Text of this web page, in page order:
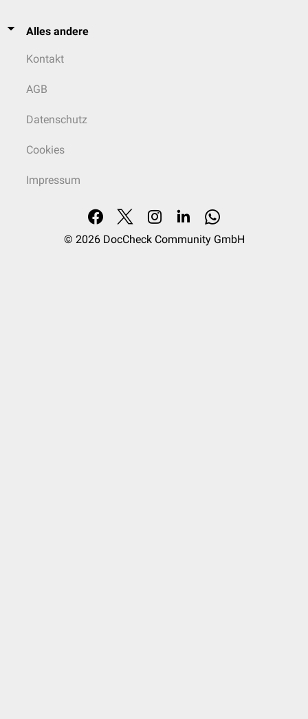
Alles andere
Kontakt
AGB
Datenschutz
Cookies
Impressum
© 2026 DocCheck Community GmbH